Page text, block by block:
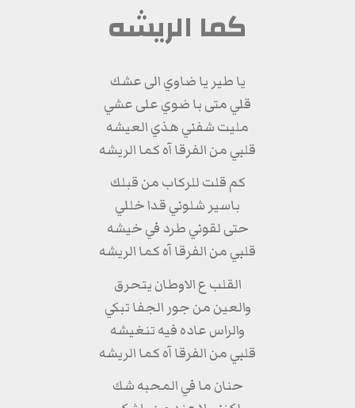
كما الريشه
يا طير يا ضاوي الى عشك
قلي متى با ضوي على عشي
مليت شفني هذي العيشه
قلبي من الفرقا آه كما الريشه
كم قلت للركاب من قبلك
باسير شلوني قدا خللي
حتى لقوني طرد في خيشه
قلبي من الفرقا آه كما الريشه
القلب ع الاوطان يتحرق
والعين من جور الجفا تبكي
والراس عاده فيه تنغيشه
قلبي من الفرقا آه كما الريشه
حنان ما في المحبه شك